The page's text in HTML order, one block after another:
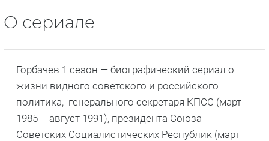
О сериале
Горбачев 1 сезон — биографический сериал о
жизни видного советского и российского
политика, генерального секретаря КПСС (март
1985 – август 1991), президента Союза
Советских Социалистических Республик (март